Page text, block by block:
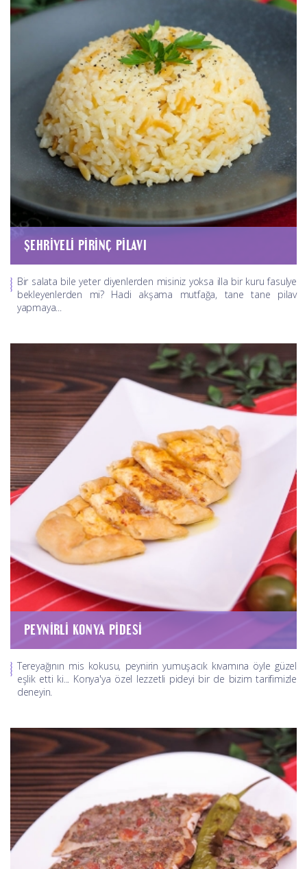
ŞEHRIYELI PIRINÇ PILAVI
Bir salata bile yeter diyenlerden misiniz yoksa illa bir kuru fasulye
bekleyenlerden mi? Hadi akşama mutfağa, tane tane pilav
yapmaya...
PEYNIRLI KONYA PIDESI
Tereyağının mis kokusu, peynirin yumuşacık kıvamına öyle güzel
eşlik etti ki... Konya'ya özel lezzetli pideyi bir de bizim tarifimizle
deneyin.